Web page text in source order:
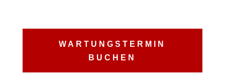
WARTUNGSTERMIN
BUCHEN